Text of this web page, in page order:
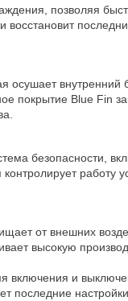
позволяя
внутренний
покрытие Blue Fin
безопасности,
работу
от внешних
высокую
включения и
последние